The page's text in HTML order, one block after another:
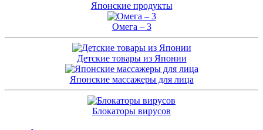
Японские продукты
Омега – 3
Детские товары из Японии
Японские массажеры для лица
Блокаторы вирусов